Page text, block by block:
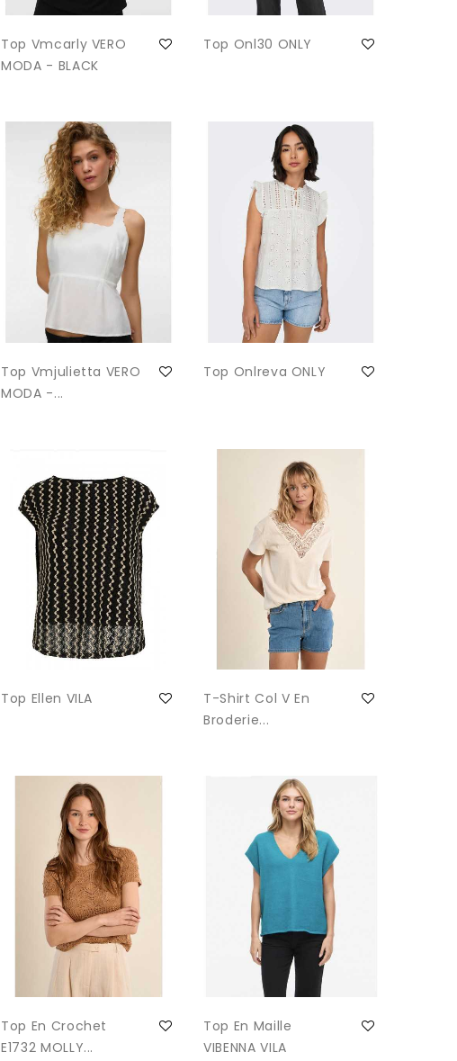
Top Vmcarly VERO
MODA - BLACK
Top Onl30 ONLY
Top Vmjulietta VERO
MODA -...
Top Onlreva ONLY
Top Ellen VILA
T-Shirt Col V En
Broderie...
Top En Crochet
E1732 MOLLY...
Top En Maille
VIBENNA VILA